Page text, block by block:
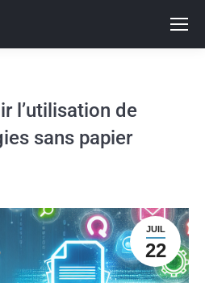
lʼutilisation de
sans papier
JUIL
22